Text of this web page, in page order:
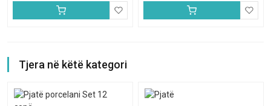
Tjera në këtë kategori